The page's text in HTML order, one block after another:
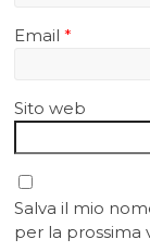
Email*
Sito web
Salva il mio
per la